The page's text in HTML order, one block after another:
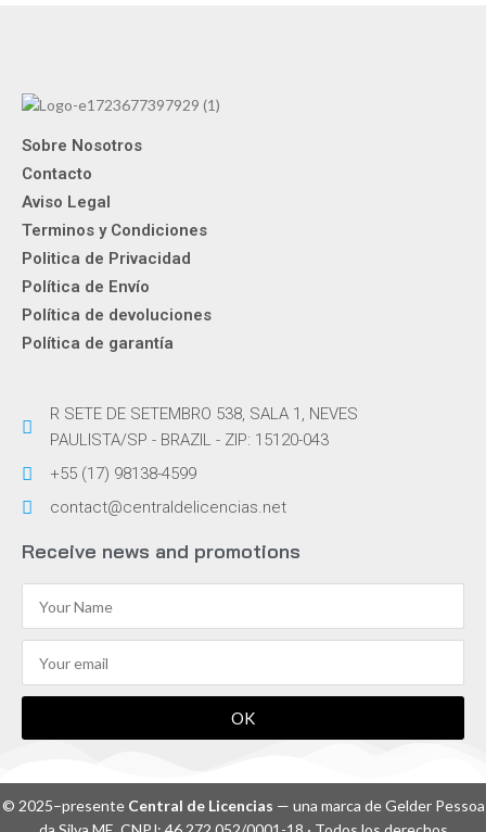
Sobre Nosotros
Contacto
Aviso Legal
Terminos y Condiciones
Politica de Privacidad
Política de Envío
Política de devoluciones
Política de garantía
R SETE DE SETEMBRO 538, SALA 1, NEVES
PAULISTA/SP - BRAZIL - ZIP: 15120-043
+55 (17) 98138-4599
contact@centraldelicencias.net
Receive news and promotions
OK
© 2025–presente Central de Licencias — una marca de Gelder Pessoa